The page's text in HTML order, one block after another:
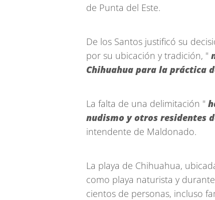
de Punta del Este.
De los Santos justificó su
por su ubicación y tradición, "
Chihuahua para la práctica
La falta de una delimitación "
nudismo y otros residentes
intendente de Maldonado.
La playa de Chihuahua,
como playa naturista y
cientos de personas, incluso